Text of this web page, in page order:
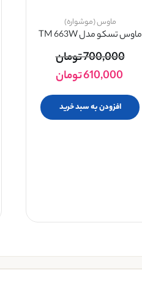
ماوس (موشواره)
ماوس تسکو مدل TM 663W
700,000تومان
610,000تومان
افزودن به سبد خرید